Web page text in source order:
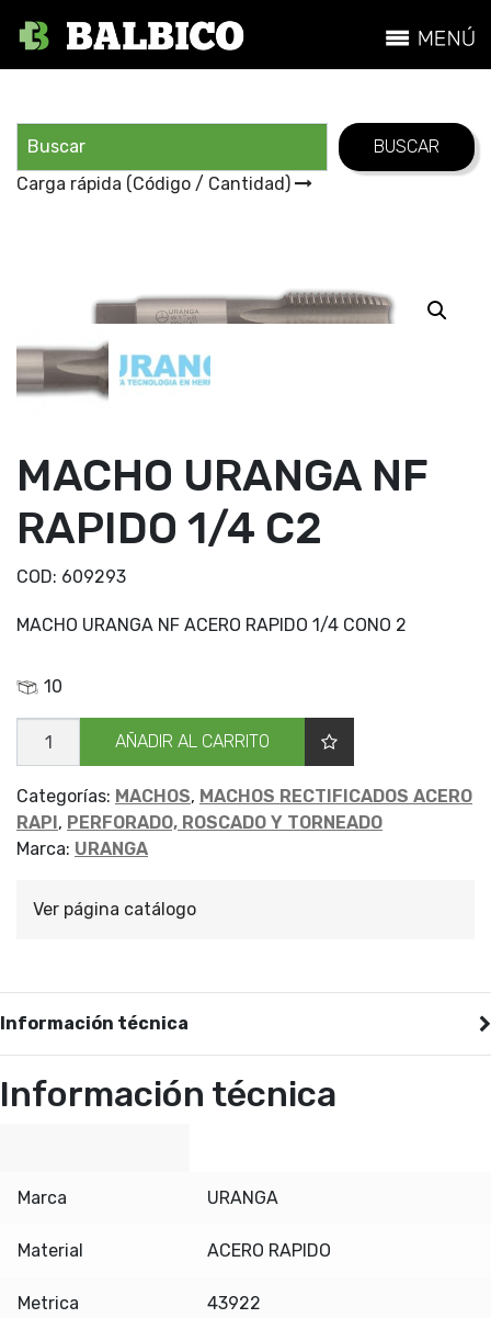
Carga rápida (Código / Cantidad)
MACHO URANGA NF
RAPIDO 1/4 C2
COD: 609293
MACHO URANGA NF ACERO RAPIDO 1/4 CONO 2
10
MACHO
URANGA
NF
1/4
C2
cantidad
AÑADIR AL CARRITO
Categorías: MACHOS, MACHOS RECTIFICADOS ACERO
RAPI , PERFORADO, ROSCADO Y TORNEADO
Marca: URANGA
Ver página catálogo
Información técnica
Información técnica
Marca URANGA
Material ACERO RAPIDO
Metrica 43922